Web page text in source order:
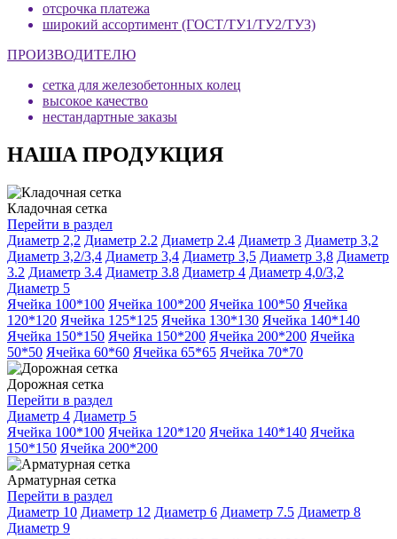
отсрочка платежа
широкий ассортимент (ГОСТ/ТУ1/ТУ2/ТУ3)
ПРОИЗВОДИТЕЛЮ
сетка для железобетонных колец
высокое качество
нестандартные заказы
НАША ПРОДУКЦИЯ
Кладочная сетка
Перейти в раздел
Диаметр 2,2 Диаметр 2.2 Диаметр 2.4 Диаметр 3 Диаметр 3,2
Диаметр 3,2/3,4 Диаметр 3,4 Диаметр 3,5 Диаметр 3,8 Диаметр
3.2 Диаметр 3.4 Диаметр 3.8 Диаметр 4 Диаметр 4,0/3,2
Диаметр 5
Ячейка 100*100 Ячейка 100*200 Ячейка 100*50 Ячейка
120*120 Ячейка 125*125 Ячейка 130*130 Ячейка 140*140
Ячейка 150*150 Ячейка 150*200 Ячейка 200*200 Ячейка
50*50 Ячейка 60*60 Ячейка 65*65 Ячейка 70*70
Дорожная сетка
Перейти в раздел
Диаметр 4 Диаметр 5
Ячейка 100*100 Ячейка 120*120 Ячейка 140*140 Ячейка
150*150 Ячейка 200*200
Арматурная сетка
Перейти в раздел
Диаметр 10 Диаметр 12 Диаметр 6 Диаметр 7.5 Диаметр 8
Диаметр 9